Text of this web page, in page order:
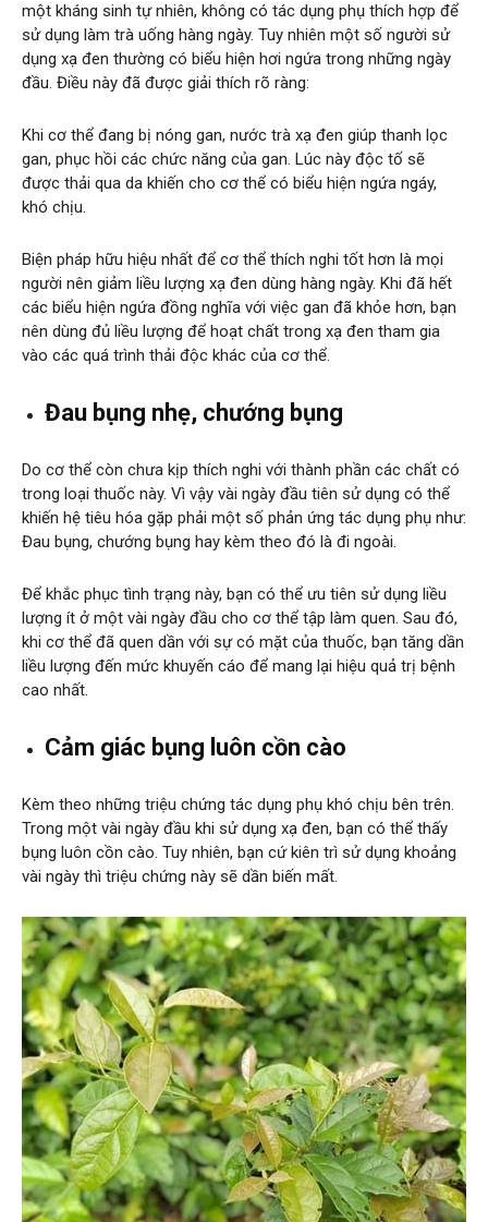
một kháng sinh tự nhiên, không có tác dụng phụ thích hợp để
sử dụng làm trà uống hàng ngày. Tuy nhiên một số người sử
dụng xạ đen thường có biểu hiện hơi ngứa trong những ngày
đầu. Điều này đã được giải thích rõ ràng:
Khi cơ thể đang bị nóng gan, nước trà xạ đen giúp thanh lọc
gan, phục hồi các chức năng của gan. Lúc này độc tố sẽ
được thải qua da khiến cho cơ thể có biểu hiện ngứa ngáy,
khó chịu.
Biện pháp hữu hiệu nhất để cơ thể thích nghi tốt hơn là mọi
người nên giảm liều lượng xạ đen dùng hàng ngày. Khi đã hết
các biểu hiện ngứa đồng nghĩa với việc gan đã khỏe hơn, bạn
nên dùng đủ liều lượng để hoạt chất trong xạ đen tham gia
vào các quá trình thải độc khác của cơ thể.
Đau bụng nhẹ, chướng bụng
Do cơ thể còn chưa kịp thích nghi với thành phần các chất có
trong loại thuốc này. Vì vậy vài ngày đầu tiên sử dụng có thể
khiến hệ tiêu hóa gặp phải một số phản ứng tác dụng phụ như:
Đau bụng, chướng bụng hay kèm theo đó là đi ngoài.
Để khắc phục tình trạng này, bạn có thể ưu tiên sử dụng liều
lượng ít ở một vài ngày đầu cho cơ thể tập làm quen. Sau đó,
khi cơ thể đã quen dần với sự có mặt của thuốc, bạn tăng dần
liều lượng đến mức khuyến cáo để mang lại hiệu quả trị bệnh
cao nhất.
Cảm giác bụng luôn cồn cào
Kèm theo những triệu chứng tác dụng phụ khó chịu bên trên.
Trong một vài ngày đầu khi sử dụng xạ đen, bạn có thể thấy
bụng luôn cồn cào. Tuy nhiên, bạn cứ kiên trì sử dụng khoảng
vài ngày thì triệu chứng này sẽ dần biến mất.